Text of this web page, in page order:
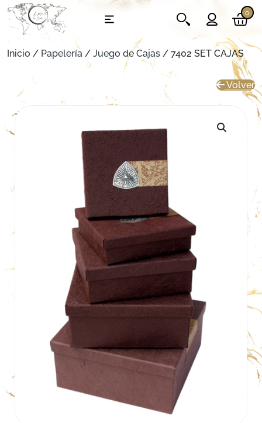
0
Inicio / Papelería / Juego de Cajas/ 7402 SET CAJAS
Volver